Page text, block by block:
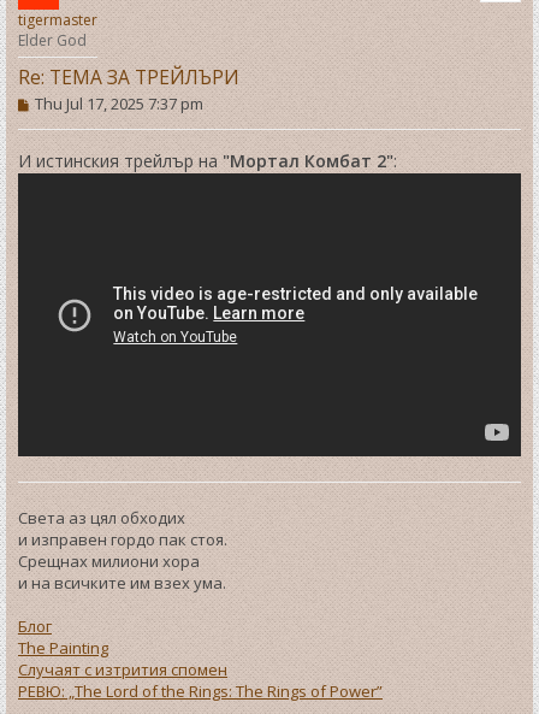
tigermaster
Elder God
Re: ТЕМА ЗА ТРЕЙЛЪРИ
P
o
s
t
Thu Jul 17, 2025 7:37 pm
И истинския трейлър на "Мортал Комбат 2":
Света аз цял обходих
и изправен гордо пак стоя.
Срещнах милиони хора
и на всичките им взех ума.
Блог
The Painting
Случаят с изтрития спомен
РЕВЮ: „The Lord of the Rings: The Rings of Power”